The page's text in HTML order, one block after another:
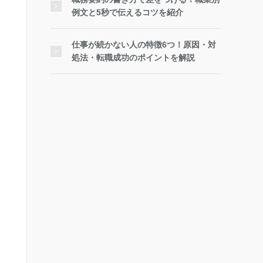
例文と5秒で伝えるコツを紹介
仕事が続かない人の特徴6つ！原因・対
処法・転職成功のポイントを解説